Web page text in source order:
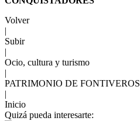
Volver
|
Subir
|
Ocio, cultura y turismo
|
PATRIMONIO DE FONTIVEROS
|
Inicio
Quizá pueda interesarte: